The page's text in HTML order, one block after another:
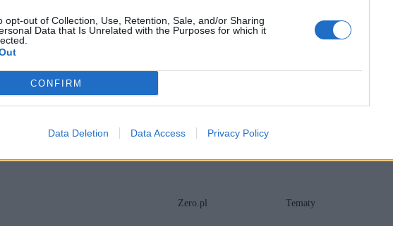
opt-out of Collection, Use, Retention, Sale, and/or Sharing
Data that Is Unrelated with the Purposes for which it
CONFIRM
Data Deletion Data Access Privacy Policy
po odkryciu w Lutoryżu
„Nino Guerrero”
gatunek
międzyludzka
wieloletnią niemoc
podczas powrotu z Hiszpanii
okazała się inna
Zero.pl Tematy